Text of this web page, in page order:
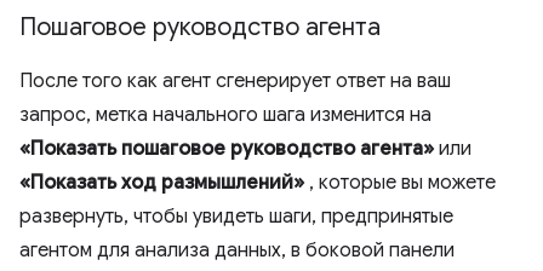
Пошаговое руководство агента
После того как агент сгенерирует ответ на ваш
запрос, метка начального шага изменится на
«Показать пошаговое руководство агента» или
«Показать ход размышлений» , которые вы можете
развернуть, чтобы увидеть шаги, предпринятые
агентом для анализа данных, в боковой панели